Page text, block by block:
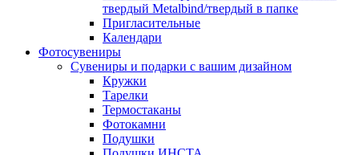
твердый Metalbind/твердый в папке
Пригласительные
Календари
Фотосувениры
Сувениры и подарки с вашим дизайном
Кружки
Тарелки
Термостаканы
Фотокамни
Подушки